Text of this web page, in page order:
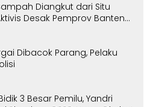
Diangkut dari Situ
Desak Pemprov Banten
Dibacok Parang, Pelaku
3 Besar Pemilu, Yandri